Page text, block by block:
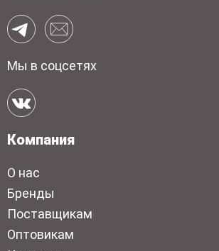
Мы в соцсетях
Компания
О нас
Бренды
Поставщикам
Оптовикам